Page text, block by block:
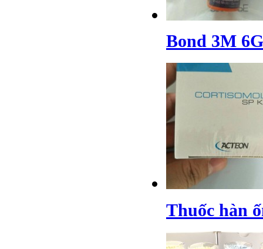
Bond 3M 6G
Thuốc hàn